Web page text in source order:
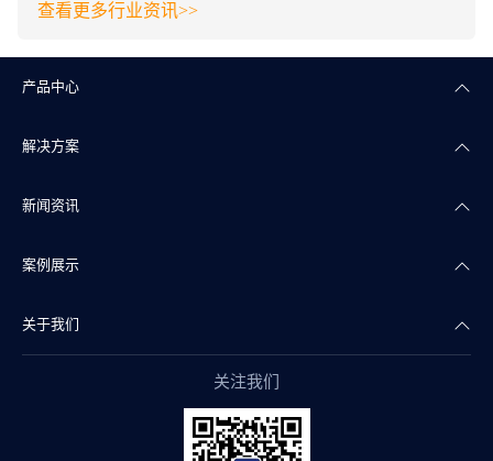
查看更多行业资讯>>
产品中心
楼宇自控
智能照明
智能传感
智慧物联
解决方案
智慧商业
智慧实验室
智慧水务
新闻资讯
公司新闻
产品干货
案例展示
智慧地产案例
关于我们
关注我们